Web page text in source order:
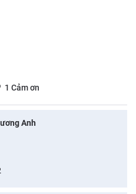
1 Cảm ơn
Anh